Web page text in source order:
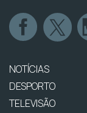
NOTÍCIAS
DESPORTO
TELEVISÃO